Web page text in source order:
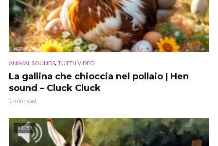
ANIMAL SOUNDS, TUTTI I VIDEO
La gallina che chioccia nel pollaio | Hen
sound – Cluck Cluck
1 min read
VIDEO